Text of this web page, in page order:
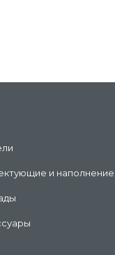
и наполнение